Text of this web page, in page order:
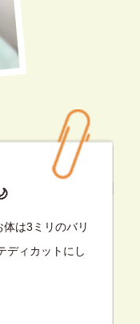
は3ミリのバリ
ディカットにし